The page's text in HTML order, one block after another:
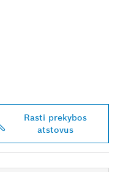
Rasti prekybos
atstovus